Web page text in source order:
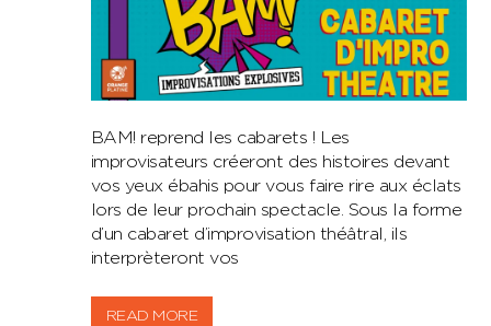
BAM! reprend les cabarets ! Les
improvisateurs créeront des histoires devant
vos yeux ébahis pour vous faire rire aux éclats
lors de leur prochain spectacle. Sous la forme
d’un cabaret d’improvisation théâtral, ils
interprèteront vos
READ MORE